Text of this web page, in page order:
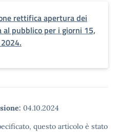
rettifica apertura dei
al pubblico per i giorni 15,
04.10.2024
questo articolo è stato